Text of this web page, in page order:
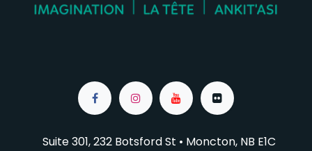
Suite 301, 232 Botsford St • Moncton, NB E1C